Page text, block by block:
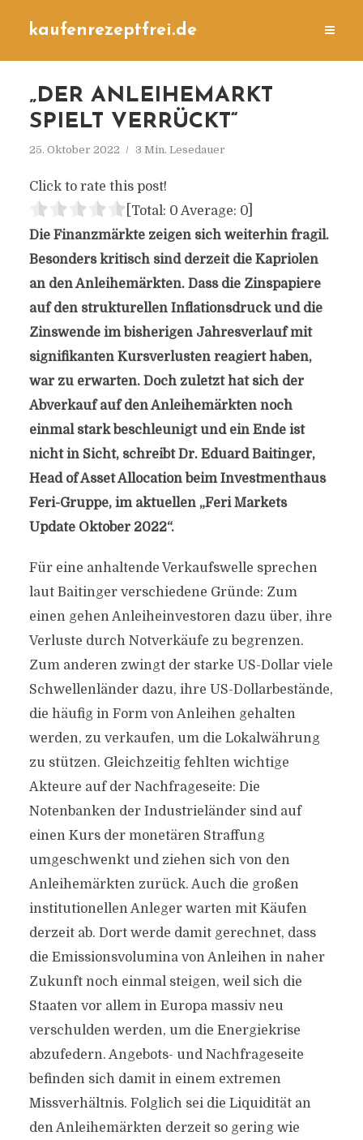
kaufenrezeptfrei.de
„DER ANLEIHEMARKT
SPIELT VERRÜCKT“
25. Oktober 2022 3 Min. Lesedauer
Click to rate this post!
[Total: 0 Average: 0]
Die Finanzmärkte zeigen sich weiterhin fragil.
Besonders kritisch sind derzeit die Kapriolen
an den Anleihemärkten. Dass die Zinspapiere
auf den strukturellen Inflationsdruck und die
Zinswende im bisherigen Jahresverlauf mit
signifikanten Kursverlusten reagiert haben,
war zu erwarten. Doch zuletzt hat sich der
Abverkauf auf den Anleihemärkten noch
einmal stark beschleunigt und ein Ende ist
nicht in Sicht, schreibt Dr. Eduard Baitinger,
Head of Asset Allocation beim Investmenthaus
Feri-Gruppe, im aktuellen „Feri Markets
Update Oktober 2022“.
Für eine anhaltende Verkaufswelle sprechen
laut Baitinger verschiedene Gründe: Zum
einen gehen Anleiheinvestoren dazu über, ihre
Verluste durch Notverkäufe zu begrenzen.
Zum anderen zwingt der starke US-Dollar viele
Schwellenländer dazu, ihre US-Dollarbestände,
die häufig in Form von Anleihen gehalten
werden, zu verkaufen, um die Lokalwährung
zu stützen. Gleichzeitig fehlten wichtige
Akteure auf der Nachfrageseite: Die
Notenbanken der Industrieländer sind auf
einen Kurs der monetären Straffung
umgeschwenkt und ziehen sich von den
Anleihemärkten zurück. Auch die großen
institutionellen Anleger warten mit Käufen
derzeit ab. Dort werde damit gerechnet, dass
die Emissionsvolumina von Anleihen in naher
Zukunft noch einmal steigen, weil sich die
Staaten vor allem in Europa massiv neu
verschulden werden, um die Energiekrise
abzufedern. Angebots- und Nachfrageseite
befinden sich damit in einem extremen
Missverhältnis. Folglich sei die Liquidität an
den Anleihemärkten derzeit so gering wie